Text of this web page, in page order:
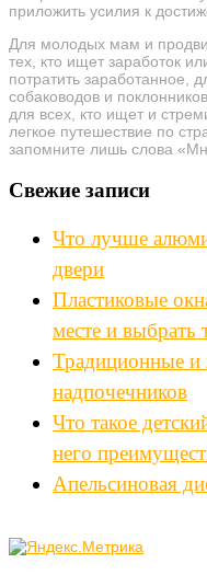
приложить усилия к
Для молодых мам и
тех, кто ищет заработок
потратить заработанное,
собаководов и
для всех, кто ищет и
легкое путешествие по
запомните лишь слова
Свежие записи
Что лучше
двери
Пластиковые
месте и выбрать
Традиционные и
надпочечников
Что такое
него
Апельсиновая